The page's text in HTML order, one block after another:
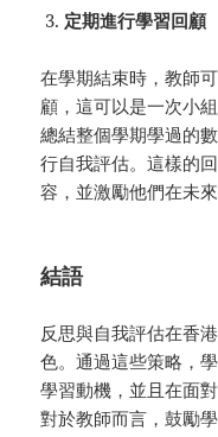
定期進行學習回顧
在學期結束時，教師
顧，這可以是一次小
總結整個學期學過的
行自我評估。這樣的
容，並激勵他們在未
結語
反思與自我評估在香
色。通過這些策略，
學習動機，並且在面
對於教師而言，鼓勵